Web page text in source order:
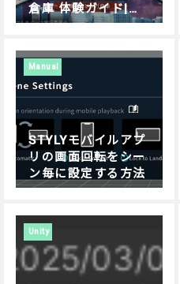
倉庫 体験ガイド|遊
び方・操作方法を解
Manual
STYLYモバイルアプ
リの画面回転をシー
ン毎に設定する方法
Unity